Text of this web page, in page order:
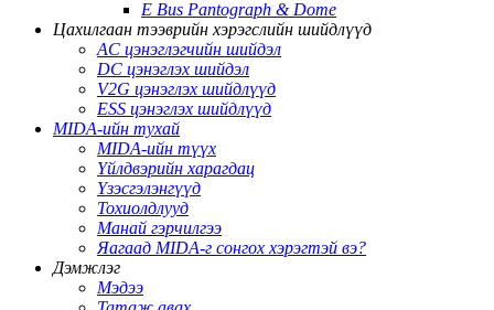
E Bus Pantograph & Dome
Цахилгаан тээврийн хэрэгслийн шийдлүүд
AC цэнэглэгчийн шийдэл
DC цэнэглэх шийдэл
V2G цэнэглэх шийдлүүд
ESS цэнэглэх шийдлүүд
MIDA-ийн тухай
MIDA-ийн түүх
Үйлдвэрийн харагдац
Үзэсгэлэнгүүд
Тохиолдлууд
Манай гэрчилгээ
Яагаад MIDA-г сонгох хэрэгтэй вэ?
Дэмжлэг
Мэдээ